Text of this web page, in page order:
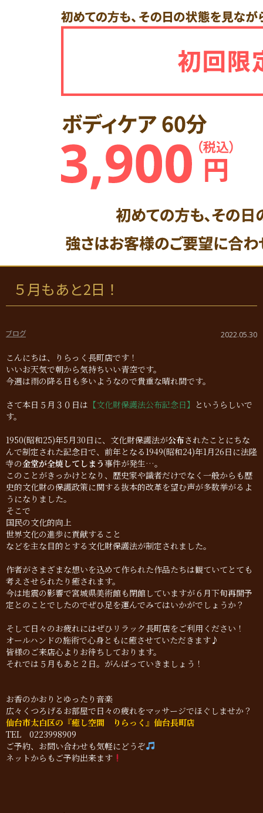
５月もあと2日！
ブログ 2022.05.30
こんにちは、りらっく長町店です！
いいお天気で朝から気持ちいい青空です。
今週は雨の降る日も多いようなので貴重な晴れ間です。
さて本日５月３０日は 【文化財保護法公布記念日】 というらしいで
す。
1950(昭和25)年5月30日に、文化財保護法が公布されたことにちな
んで制定された記念日で、前年となる1949(昭和24)年1月26日に法隆
寺の金堂が全焼してしまう事件が発生…。
このことがきっかけとなり、歴史家や識者だけでなく一般からも歴
史的文化財の保護政策に関する抜本的改革を望む声が多数挙がるよ
うになりました。
そこで
国民の文化的向上
世界文化の進歩に貢献すること
などを主な目的とする文化財保護法が制定されました。
作者がさまざまな想いを込めて作られた作品たちは観ていてとても
考えさせられたり癒されます。
今は地震の影響で宮城県美術館も閉館していますが６月下旬再開予
定とのことでしたのでぜひ足を運んでみてはいかがでしょうか？
そして日々のお疲れにはぜひリラック長町店をご利用ください！
オールハンドの施術で心身ともに癒させていただきます♪
皆様のご来店心よりお待ちしております。
それでは５月もあと２日。がんばっていきましょう！
お香のかおりとゆったり音楽
広々くつろげるお部屋で日々の疲れをマッサージでほぐしませか？
仙台市太白区の『癒し空間 りらっく』仙台長町店
TEL 0223998909
ご予約、お問い合わせも気軽にどうぞ
ネットからもご予約出来ます